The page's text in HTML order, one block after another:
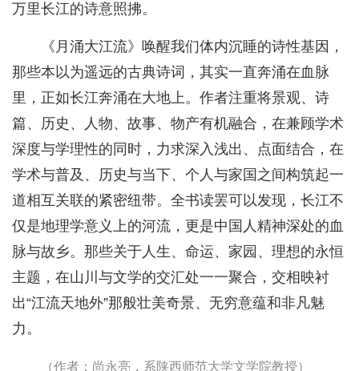
万里长江的诗意照拂。
《月涌大江流》唤醒我们体内沉睡的诗性基因，
那些本以为遥远的古典诗词，其实一直奔涌在血脉
里，正如长江奔涌在大地上。作者注重将景观、诗
篇、历史、人物、故事、物产有机融合，在兼顾学术
深度与学理性的同时，力求深入浅出、点面结合，在
学术与普及、历史与当下、个人与家国之间构筑起一
道相互关联的紧密纽带。全书读罢可以发现，长江不
仅是地理学意义上的河流，更是中国人精神深处的血
脉与故乡。那些关于人生、命运、家园、理想的永恒
主题，在山川与文学的交汇处一一聚合，交相映衬
出“江流天地外”那般壮美奇景、无穷意蕴和非凡魅
力。
（作者：尚永亮，系陕西师范大学文学院教授）